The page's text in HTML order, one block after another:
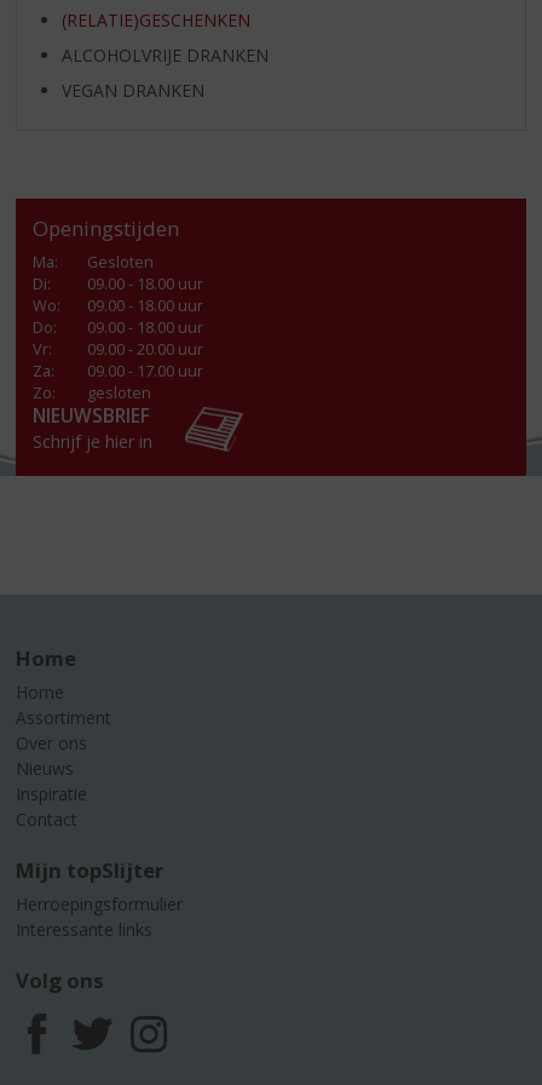
(RELATIE)GESCHENKEN
ALCOHOLVRIJE DRANKEN
VEGAN DRANKEN
Openingstijden
Ma:
Gesloten
Di:
09.00 - 18.00 uur
Wo:
09.00 - 18.00 uur
Do:
09.00 - 18.00 uur
Vr:
09.00 - 20.00 uur
Za:
09.00 - 17.00 uur
Zo:
gesloten
NIEUWSBRIEF
Schrijf je hier in
Home
Home
Assortiment
Over ons
Nieuws
Inspiratie
Contact
Mijn topSlijter
Herroepingsformulier
Interessante links
Volg ons
F
T
I